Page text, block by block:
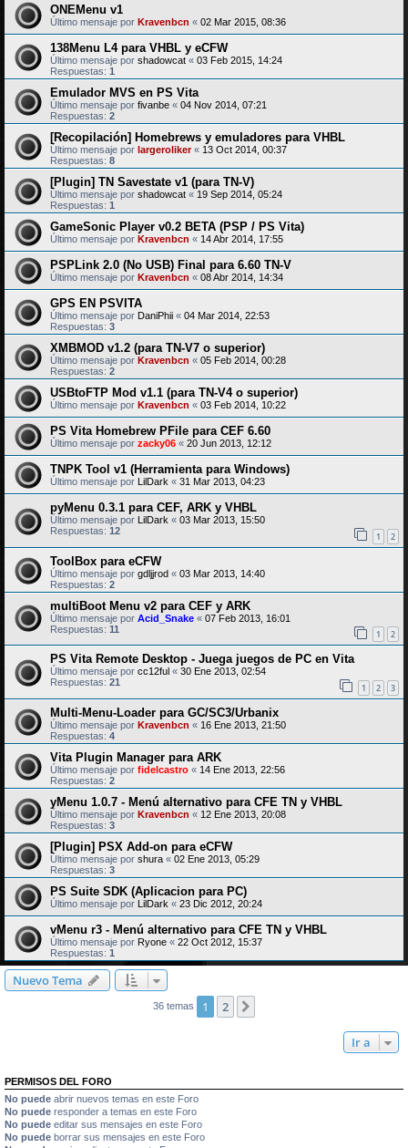
ONEMenu v1
Último mensaje por Kravenbcn « 02 Mar 2015, 08:36
138Menu L4 para VHBL y eCFW
Último mensaje por shadowcat « 03 Feb 2015, 14:24
Respuestas: 1
Emulador MVS en PS Vita
Último mensaje por fivanbe « 04 Nov 2014, 07:21
Respuestas: 2
[Recopilación] Homebrews y emuladores para VHBL
Último mensaje por largeroliker« 13 Oct 2014, 00:37
Respuestas: 8
[Plugin] TN Savestate v1 (para TN-V)
Último mensaje por shadowcat « 19 Sep 2014, 05:24
Respuestas: 1
GameSonic Player v0.2 BETA (PSP / PS Vita)
Último mensaje por Kravenbcn « 14 Abr 2014, 17:55
PSPLink 2.0 (No USB) Final para 6.60 TN-V
Último mensaje por Kravenbcn « 08 Abr 2014, 14:34
GPS EN PSVITA
Último mensaje por DaniPhii « 04 Mar 2014, 22:53
Respuestas: 3
XMBMOD v1.2 (para TN-V7 o superior)
Último mensaje por Kravenbcn « 05 Feb 2014, 00:28
Respuestas: 2
USBtoFTP Mod v1.1 (para TN-V4 o superior)
Último mensaje por Kravenbcn « 03 Feb 2014, 10:22
PS Vita Homebrew PFile para CEF 6.60
Último mensaje por zacky06 « 20 Jun 2013, 12:12
TNPK Tool v1 (Herramienta para Windows)
Último mensaje por LilDark « 31 Mar 2013, 04:23
pyMenu 0.3.1 para CEF, ARK y VHBL
Último mensaje por LilDark « 03 Mar 2013, 15:50
Respuestas: 12 1 2
ToolBox para eCFW
Último mensaje por gdljjrod « 03 Mar 2013, 14:40
Respuestas: 2
multiBoot Menu v2 para CEF y ARK
Último mensaje por Acid_Snake « 07 Feb 2013, 16:01
Respuestas: 11 1 2
PS Vita Remote Desktop - Juega juegos de PC en Vita
Último mensaje por cc12ful « 30 Ene 2013, 02:54
Respuestas: 21 1 2 3
Multi-Menu-Loader para GC/SC3/Urbanix
Último mensaje por Kravenbcn « 16 Ene 2013, 21:50
Respuestas: 4
Vita Plugin Manager para ARK
Último mensaje por fidelcastro « 14 Ene 2013, 22:56
Respuestas: 2
yMenu 1.0.7 - Menú alternativo para CFE TN y VHBL
Último mensaje por Kravenbcn « 12 Ene 2013, 20:08
Respuestas: 3
[Plugin] PSX Add-on para eCFW
Último mensaje por shura « 02 Ene 2013, 05:29
Respuestas: 3
PS Suite SDK (Aplicacion para PC)
Último mensaje por LilDark « 23 Dic 2012, 20:24
vMenu r3 - Menú alternativo para CFE TN y VHBL
Último mensaje por Ryone « 22 Oct 2012, 15:37
Respuestas: 1
Nuevo Tema
36 temas 1 2
Ir a
PERMISOS DEL FORO
No puede abrir nuevos temas en este Foro
No puede responder a temas en este Foro
No puede editar sus mensajes en este Foro
No puede borrar sus mensajes en este Foro